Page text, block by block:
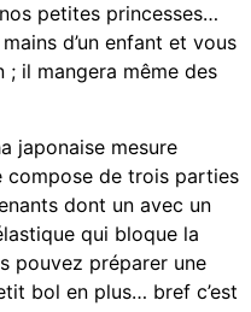
petites princesses…
d’un enfant et vous
; il mangera même des
japonaise mesure
compose de trois parties
dont un avec un
qui bloque la
pouvez préparer une
bol en plus… bref c’est